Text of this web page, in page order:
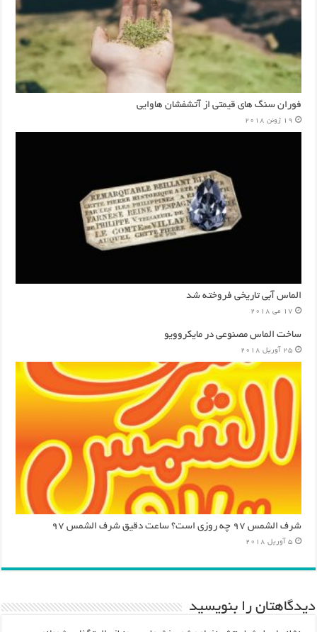
فوران سنگ های قیمتی از آتشفشان هاوایی
19 ژوئن 2018
الماس آبی تاریخی فروخته شد
17 می 2018
ساخت الماس مصنوعی در مایکروویو
25 آوریل 2018
شرف الشمس ۹۷ چه روزی است؟ ساعت دقیق شرف الشمس ۹۷
5 آوریل 2018
دیدگاهتان را بنویسید